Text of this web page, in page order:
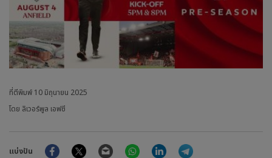
ที่ตีพิมพ์ 10 มิถุนายน 2025
โดย ลิเวอร์พูล เอฟซี
แบ่งปัน
FacebookTwitter Email WhatsAppLinkedIn